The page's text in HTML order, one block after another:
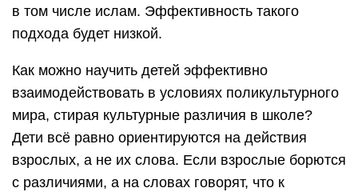
в том числе ислам. Эффективность такого
подхода будет низкой.
Как можно научить детей эффективно
взаимодействовать в условиях поликультурного
мира, стирая культурные различия в школе?
Дети всё равно ориентируются на действия
взрослых, а не их слова. Если взрослые борются
с различиями, а на словах говорят, что к